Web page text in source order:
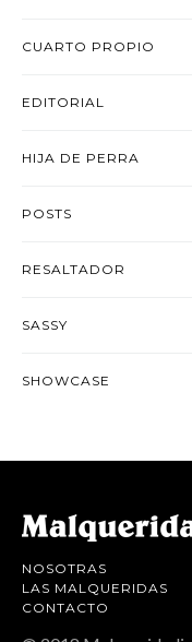
CUARTO PROPIO
EDITORIAL
HIJA DE PERRA
POSTS
RESALTADOR
SASSY
SHOWCASE
NOSOTRAS
LAS MALQUERIDAS
CONTACTO